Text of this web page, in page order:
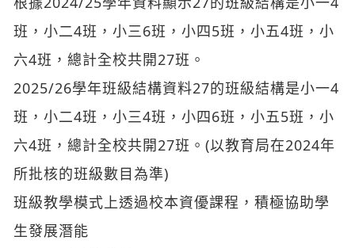
班，小二4班，小三6班，小四5班，小五4班，小
六4班，總計全校共開27班。
2025/26學年班級結構資料27的班級結構是小一4
班，小二4班，小三4班，小四6班，小五5班，小
六4班，總計全校共開27班。(以教育局在2024年
所批核的班級數目為準)
班級教學模式上透過校本資優課程，積極協助學
生發展潛能